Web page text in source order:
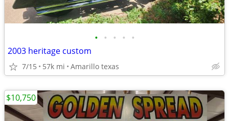
• • • • •
2003 heritage custom
7/15 57k mi Amarillo texas
$10,750